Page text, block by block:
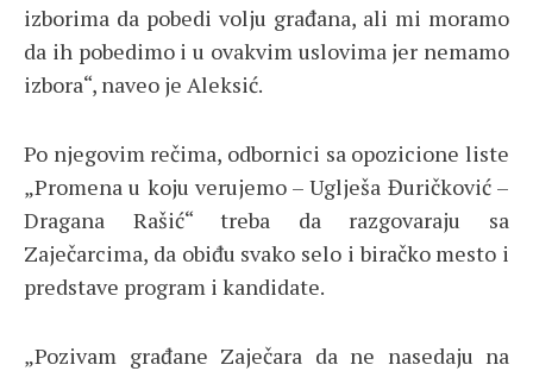
izborima da pobedi volju građana, ali mi moramo
da ih pobedimo i u ovakvim uslovima jer nemamo
izbora“, naveo je Aleksić.
Po njegovim rečima, odbornici sa opozicione liste
„Promena u koju verujemo – Uglješa Đuričković –
Dragana Rašić“ treba da razgovaraju sa
Zaječarcima, da obiđu svako selo i biračko mesto i
predstave program i kandidate.
„Pozivam građane Zaječara da ne nasedaju na